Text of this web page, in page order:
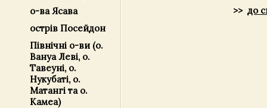
о-ва Ясава
острів Посейдон
Північні о-ви (о.
Вануа Леві, о.
Тавеуні, о.
Нукубаті, о.
Матангі та о.
Камеа)
>> до